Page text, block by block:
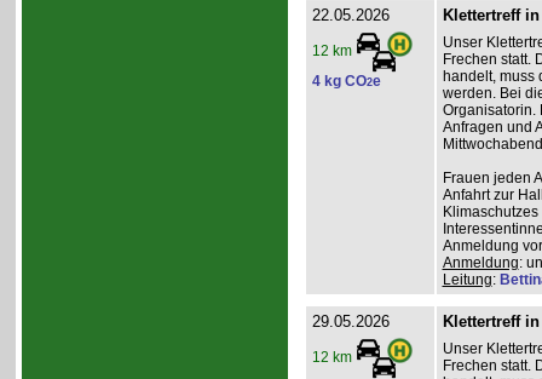
22.05.2026
12 km
4 kg CO2e
Klettertreff
Unser
Frechen statt.
handelt, muss
werden. Bei
Organisatorin.
Anfragen und
Frauen jeden
Anfahrt zur
Anmeldung
Anmeldung:
Leitung:
29.05.2026
12 km
Klettertreff
Unser
Frechen statt.